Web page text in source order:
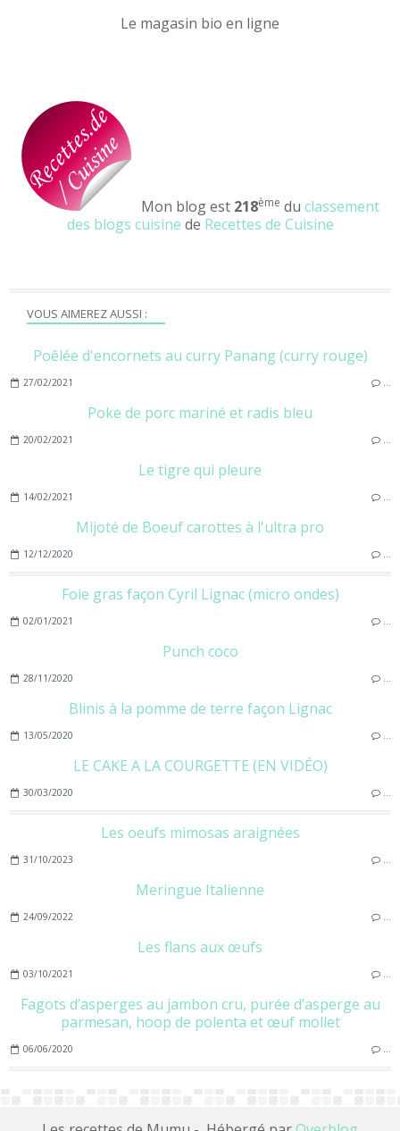
VOUS AIMEREZ AUSSI :
Poêlée d'encornets au curry Panang (curry rouge)
27/02/2021
Poke de porc mariné et radis bleu
20/02/2021
Le tigre qui pleure
14/02/2021
Mijoté de Boeuf carottes à l'ultra pro
12/12/2020
Foie gras façon Cyril Lignac (micro ondes)
02/01/2021
Punch coco
28/11/2020
Blinis à la pomme de terre façon Lignac
13/05/2020
LE CAKE A LA COURGETTE (EN VIDÉO)
30/03/2020
Les oeufs mimosas araignées
31/10/2023
Meringue Italienne
24/09/2022
Les flans aux œufs
03/10/2021
Fagots d’asperges au jambon cru, purée d’asperge au
parmesan, hoop de polenta et œuf mollet
06/06/2020
Le magasin bio en ligne
Mon blog est 218ème du classement
des blogs cuisine de Recettes de Cuisine